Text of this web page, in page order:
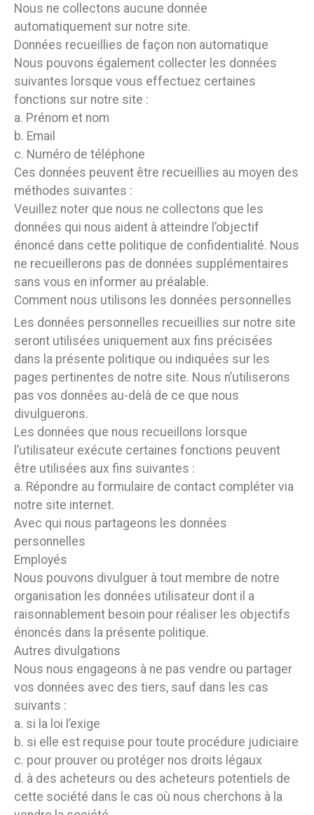
Nous ne collectons aucune donnée
automatiquement sur notre site.
Données recueillies de façon non automatique
Nous pouvons également collecter les données
suivantes lorsque vous effectuez certaines
fonctions sur notre site :
a. Prénom et nom
b. Email
c. Numéro de téléphone
Ces données peuvent être recueillies au moyen des
méthodes suivantes :
Veuillez noter que nous ne collectons que les
données qui nous aident à atteindre l’objectif
énoncé dans cette politique de confidentialité. Nous
ne recueillerons pas de données supplémentaires
sans vous en informer au préalable.
Comment nous utilisons les données personnelles
Les données personnelles recueillies sur notre site
seront utilisées uniquement aux fins précisées
dans la présente politique ou indiquées sur les
pages pertinentes de notre site. Nous n’utiliserons
pas vos données au-delà de ce que nous
divulguerons.
Les données que nous recueillons lorsque
l’utilisateur exécute certaines fonctions peuvent
être utilisées aux fins suivantes :
a. Répondre au formulaire de contact compléter via
notre site internet.
Avec qui nous partageons les données
personnelles
Employés
Nous pouvons divulguer à tout membre de notre
organisation les données utilisateur dont il a
raisonnablement besoin pour réaliser les objectifs
énoncés dans la présente politique.
Autres divulgations
Nous nous engageons à ne pas vendre ou partager
vos données avec des tiers, sauf dans les cas
suivants :
a. si la loi l’exige
b. si elle est requise pour toute procédure judiciaire
c. pour prouver ou protéger nos droits légaux
d. à des acheteurs ou des acheteurs potentiels de
cette société dans le cas où nous cherchons à la